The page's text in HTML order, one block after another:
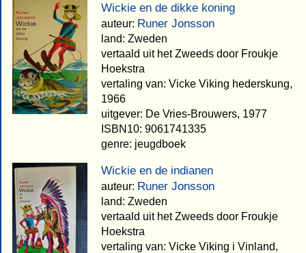
Wickie en de dikke koning
auteur: Runer Jonsson
land: Zweden
vertaald uit het Zweeds door Froukje
Hoekstra
vertaling van: Vicke Viking hederskung,
1966
uitgever: De Vries-Brouwers, 1977
ISBN10: 9061741335
genre: jeugdboek
Wickie en de indianen
auteur: Runer Jonsson
land: Zweden
vertaald uit het Zweeds door Froukje
Hoekstra
vertaling van: Vicke Viking i Vinland,